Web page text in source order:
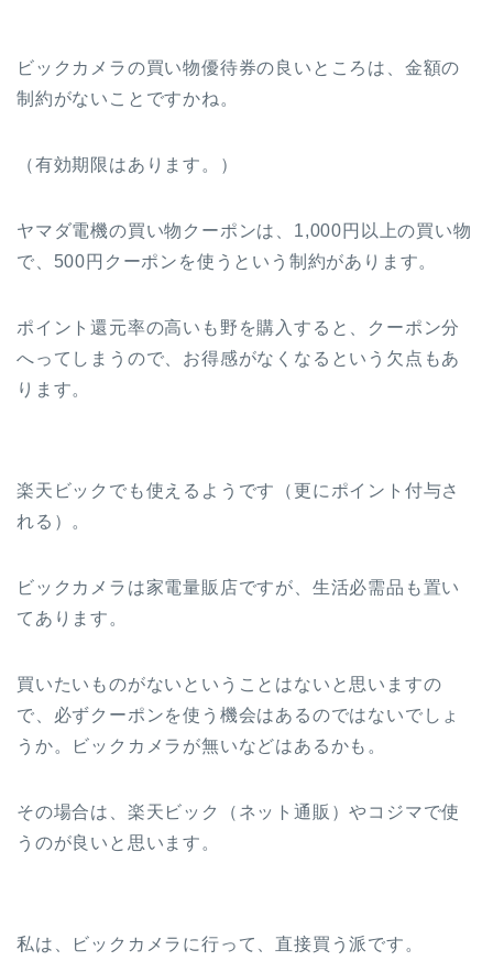
ビックカメラの買い物優待券の良いところは、金額の
制約がないことですかね。
（有効期限はあります。）
ヤマダ電機の買い物クーポンは、1,000円以上の買い物
で、500円クーポンを使うという制約があります。
ポイント還元率の高いも野を購入すると、クーポン分
へってしまうので、お得感がなくなるという欠点もあ
ります。
楽天ビックでも使えるようです（更にポイント付与さ
れる）。
ビックカメラは家電量販店ですが、生活必需品も置い
てあります。
買いたいものがないということはないと思いますの
で、必ずクーポンを使う機会はあるのではないでしょ
うか。ビックカメラが無いなどはあるかも。
その場合は、楽天ビック（ネット通販）やコジマで使
うのが良いと思います。
私は、ビックカメラに行って、直接買う派です。